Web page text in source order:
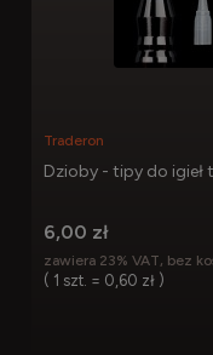
Dzioby - tipy do
Traderon
6,00 zł
zawiera 23% VAT, bez
( 1 szt. = 0,60 zł )